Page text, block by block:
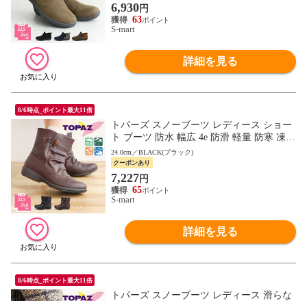
6,930円
63
S-mart
詳細を見る
8/6時点_ポイント最大11倍
トパーズ スノーブーツ レディース ショー
ト ブーツ 防水 幅広 4e 防滑 軽量 防寒 凍結
レインブーツ コンフォートブーツ topaz 46
54
24.0cm／BLACK(ブラック)
クーポンあり
7,227 円
65
S-mart
詳細を見る
8/6時点_ポイント最大11倍
トパーズ スノーブーツ レディース 滑らな